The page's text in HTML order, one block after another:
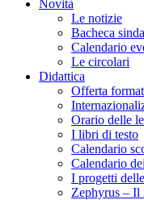
Novità
Le notizie
Bacheca
Calendario
Le circolari
Didattica
Offerta
Orario delle
I libri di testo
Calendario
Calendario
I progetti
Zephyrus – Il